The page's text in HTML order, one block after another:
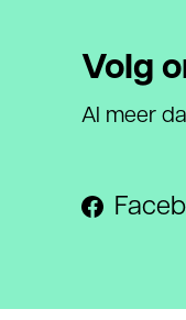
Volg
Al meer